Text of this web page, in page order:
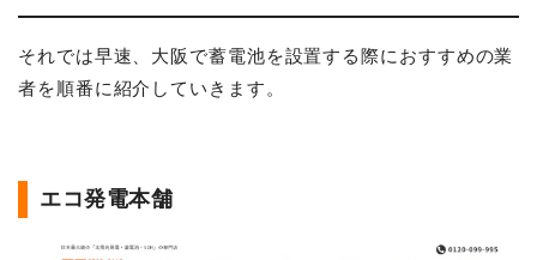
それでは早速、大阪で蓄電池を設置する際におすすめの業
者を順番に紹介していきます。
エコ発電本舗